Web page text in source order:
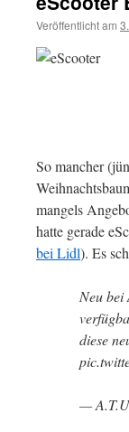
Veröffentlicht am
So mancher
mangels
hatte gerade
bei Lidl). Es
Neu
diese
— A.T.U